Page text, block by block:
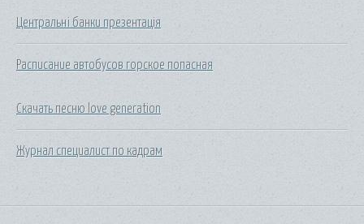
Центральні банки презентація
Расписание автобусов горское попасная
Скачать песню love generation
Журнал специалист по кадрам